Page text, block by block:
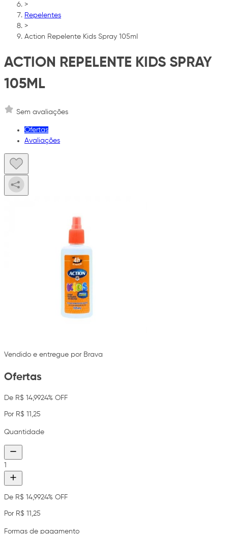
>
Repelentes
>
Action Repelente Kids Spray 105ml
ACTION REPELENTE KIDS SPRAY
105ML
Sem avaliações
Ofertas
Avaliações
Vendido e entregue por Brava
Ofertas
De R$ 14,9924% OFF
Por R$ 11,25
Quantidade
1
De R$ 14,9924% OFF
Por R$ 11,25
Formas de pagamento